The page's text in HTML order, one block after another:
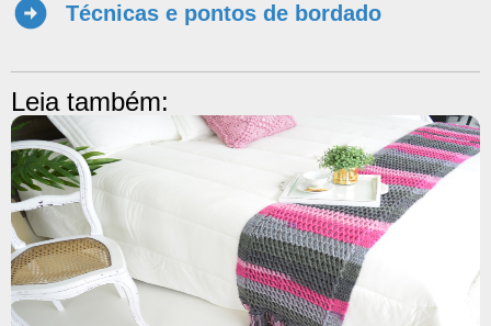
Técnicas e pontos de bordado
Leia também: